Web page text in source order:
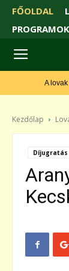
FŐOLDAL
PROGRAMOK
A lovak is
Kezdőlap
Díjugratás